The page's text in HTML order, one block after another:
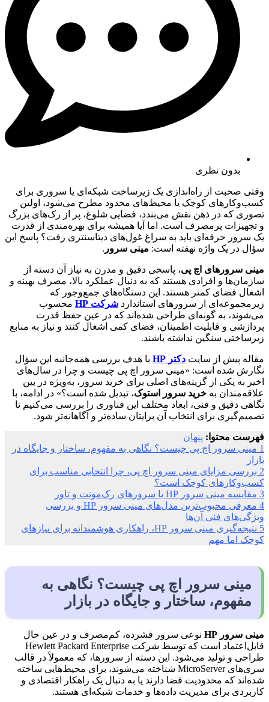
بدون نظری
وقتی صحبت از راه‌اندازی یک زیرساخت شبکه‌ای یا سروری برای
کسب‌وکارهای کوچک یا محیط‌های محدود مطرح می‌شود، اولین
تصوری که در ذهن نقش می‌بندد، فضایی شلوغ، پر از رک‌های بزرگ
و تجهیزات پرمصرف است. اما آیا همیشه برای بهره‌مندی از قدرت
یک سرور حرفه‌ای باید به سراغ غول‌های دیتاسنتری رفت؟ پاسخ این
سؤال در یک واژه نهفته است: مینی سرور .
مینی سرورهای اچ پی، پاسخی دقیق و مدرن به نیاز آن دسته از
سازمان‌ها و افرادی هستند که به دنبال عملکرد بالا، مصرف بهینه و
اشغال فضای کمتر هستند. این دستگاه‌های جمع‌وجور که
زیرمجموعه‌ای از سرورهای استاندارد شرکت HP
محسوب
می‌شوند، به گونه‌ای طراحی شده‌اند که در عین حفظ قدرت
پردازشی و قابلیت اطمینان، فضای کمی اشغال کنند و نیاز به منابع
زیرساختی سنگین نداشته باشند.
مقاله پیش از سایت دکتر HP
با هدف بررسی همه‌جانبه این سؤال
نگارش شده است: «مینی سرور اچ پی چیست و چرا در سال‌های
اخیر به یکی از گزینه‌های اصلی برای خرید سرور، به‌ویژه در بین
علاقه‌مندان به خرید سرور استوک، تبدیل شده است؟» در ادامه، با
نگاهی دقیق و فنی، ابعاد مختلف این فناوری را بررسی می‌کنیم تا
تصمیم‌گیری برای انتخاب آن برایتان ساده‌تر و آگاهانه‌تر شود.
فهرست محتوا: پنهان
1 مینی سرور اچ پی چیست؟ نگاهی به مفهوم، ساختار و جایگاه در
بازار
2 بررسی مزایای مینی سرور اچ پی، چرا انتخابی مناسب برای
کسب‌وکارهای کوچک است؟
3 مقایسه مینی سرور HP با سرورهای رک‌مونت و تاور
4
معرفی محبوب‌ترین مدل‌های مینی سرور HP و بررسی
ویژگی‌های فنی آن‌ها
5
نتیجه‌گیری مینی سرور HP، راهکاری هوشمندانه برای نیازهای
کوچک اما مهم
مینی سرور اچ پی چیست؟ نگاهی به
مفهوم، ساختار و جایگاه در بازار
مینی سرور HP
نوعی سرور فشرده، کم‌مصرف و در عین حال
قابل‌اعتماد است که توسط شرکت Hewlett Packard Enterprise
طراحی و تولید می‌شود. این دسته از سرورها، که معمولاً در قالب
سری‌های MicroServer شناخته می‌شوند، برای محیط‌هایی ساخته
شده‌اند که محدودیت فضا دارند یا به دنبال یک راهکار اقتصادی و
کاربردی برای مدیریت داده‌ها و خدمات شبکه‌ای هستند.